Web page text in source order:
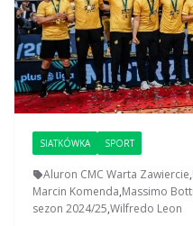
SIATKÓWKA SPORT
Aluron CMC Warta Zawiercie,
Marcin Komenda,Massimo Botti
sezon 2024/25,Wilfredo Leon